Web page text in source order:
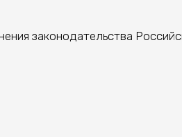
законодательства